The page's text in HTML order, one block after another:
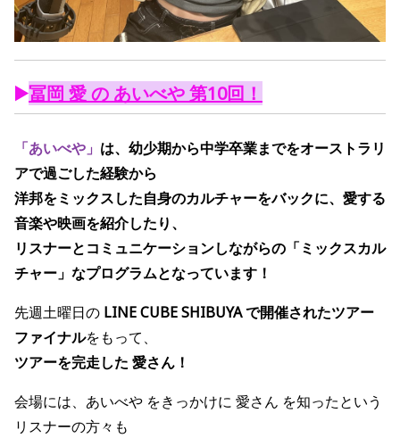
▶️冨岡 愛 の あいべや 第10回！
「あいべや」 は、幼少期から中学卒業までをオーストラリ
アで過ごした経験から
洋邦をミックスした自身のカルチャーをバックに、愛する
音楽や映画を紹介したり、
リスナーとコミュニケーションしながらの「ミックスカル
チャー」なプログラムとなっています！
先週土曜日の LINE CUBE SHIBUYA で開催されたツアー
ファイナルをもって、
ツアーを完走した 愛さん！
会場には、あいべや をきっかけに 愛さん を知ったという
リスナーの方々も